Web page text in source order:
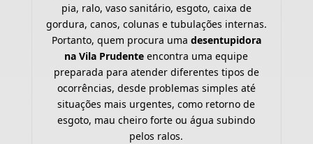
pia, ralo, vaso sanitário, esgoto, caixa de
gordura, canos, colunas e tubulações internas.
Portanto, quem procura uma desentupidora
na Vila Prudente encontra uma equipe
preparada para atender diferentes tipos de
ocorrências, desde problemas simples até
situações mais urgentes, como retorno de
esgoto, mau cheiro forte ou água subindo
pelos ralos.